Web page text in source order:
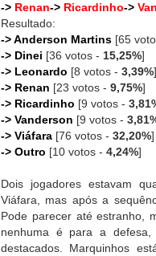
-> Renan-> Ricardinho->
Resultado:
-> Anderson Martins [65
-> Dinei [36 votos - 15,25%]
-> Leonardo [8 votos - 3,39%]
-> Renan [23 votos - 9,75%]
-> Ricardinho [9 votos -
-> Vanderson [9 votos -
-> Viáfara [76 votos - 32,20%]
-> Outro [10 votos - 4,24%]
Dois jogadores estavam
Viáfara, mas após a
Pode parecer até estranho,
nenhuma é para a
destacados. Marquinhos